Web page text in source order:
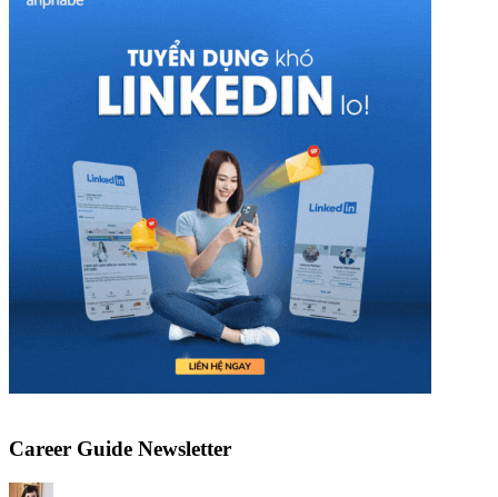
Career Guide Newsletter